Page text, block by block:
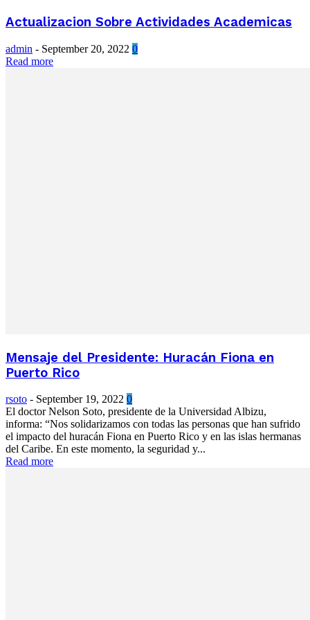
Actualizacion Sobre Actividades Academicas
admin - September 20, 2022 0
Read more
Mensaje del Presidente: Huracán Fiona en
Puerto Rico
rsoto - September 19, 2022 0
El doctor Nelson Soto, presidente de la Universidad Albizu,
informa: “Nos solidarizamos con todas las personas que han sufrido
el impacto del huracán Fiona en Puerto Rico y en las islas hermanas
del Caribe. En este momento, la seguridad y...
Read more